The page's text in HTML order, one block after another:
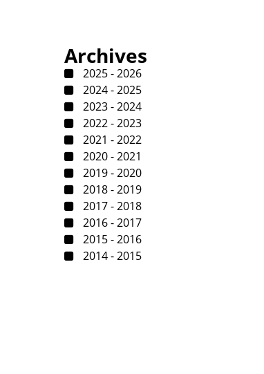
Archives
2025 - 2026
2024 - 2025
2023 - 2024
2022 - 2023
2021 - 2022
2020 - 2021
2019 - 2020
2018 - 2019
2017 - 2018
2016 - 2017
2015 - 2016
2014 - 2015